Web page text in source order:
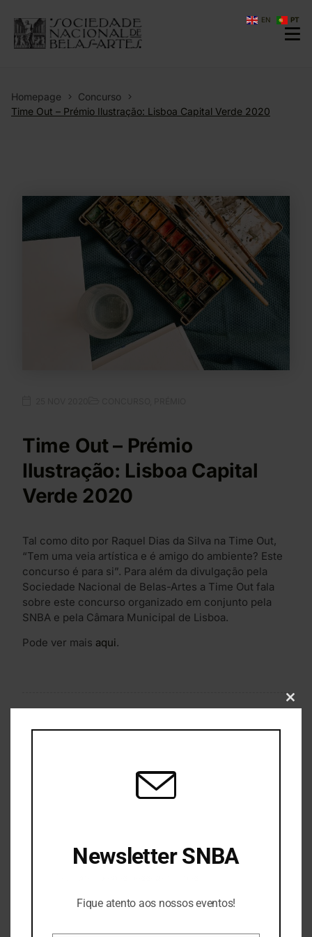
Homepage
Concurso
Time Out – Prémio Ilustração: Lisboa Capital Verde 2020
Time Out – Prémio
Ilustração: Lisboa Capital
Verde 2020
Tal como dito por Raquel Dias da Silva na Time Out,
“Tem uma veia artística e é amigo do ambiente? Este
concurso é para si”. Para além da divulgação pela
Sociedade Nacional de Belas-Artes a Time Out fala
sobre este concurso organizado em conjunto pela
SNBA e pela Câmara Municipal de Lisboa.
Pode ver mais aqui.
PARTILHE
EN PT
Newsletter SNBA
Fique atento aos nossos eventos!